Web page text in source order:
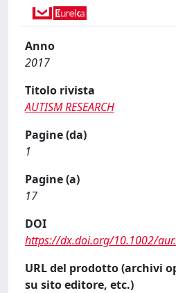
Anno
2017
Titolo rivista
AUTISM RESEARCH
Pagine (da)
1
Pagine (a)
17
DOI
https://dx.doi.org/10.1002/
URL del prodotto (archivi
su sito editore, etc.)